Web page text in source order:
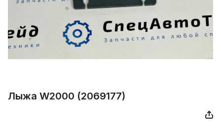
Лыжа W2000 (2069177)